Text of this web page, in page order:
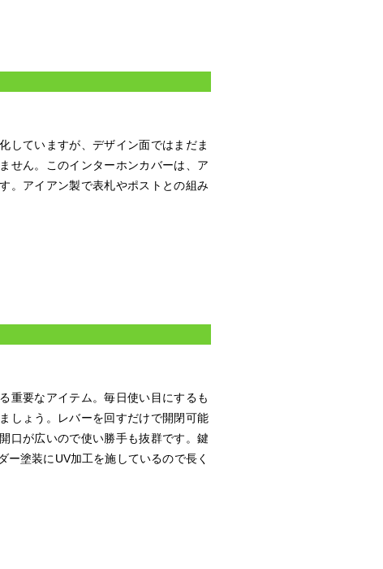
していますが、デザイン面ではまだま
せん。このインターホンカバーは、ア
。アイアン製で表札やポストとの組み
重要なアイテム。毎日使い目にするも
しょう。レバーを回すだけで開閉可能
口が広いので使い勝手も抜群です。鍵
塗装にUV加工を施しているので長く